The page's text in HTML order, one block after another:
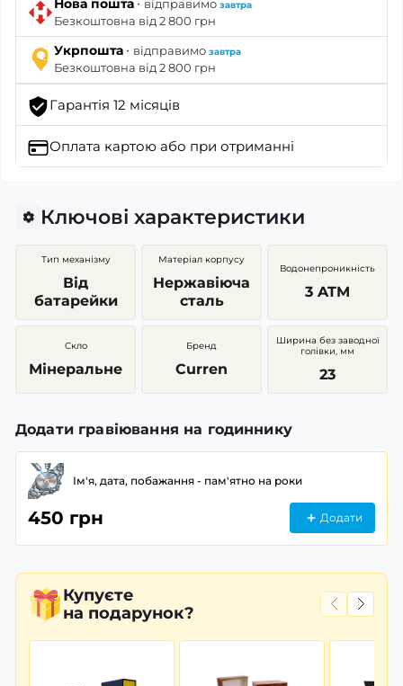
відправимо завтра
Безкоштовна від 2 800 грн
Укрпошта · відправимо завтра
Безкоштовна від 2 800 грн
Гарантія 12 місяців
Оплата картою або при отриманні
Ключові характеристики
Тип механізму
Від
батарейки
Матеріал корпусу
Нержавіюча
сталь
Водонепроникність
3 ATM
Скло
Мінеральне
Бренд
Curren
Ширина без заводної
голівки, мм
23
Додати гравіювання на годиннику
Ім'я, дата, побажання - пам'ятно на роки
450 грн Додати
Купуєте
на подарунок?